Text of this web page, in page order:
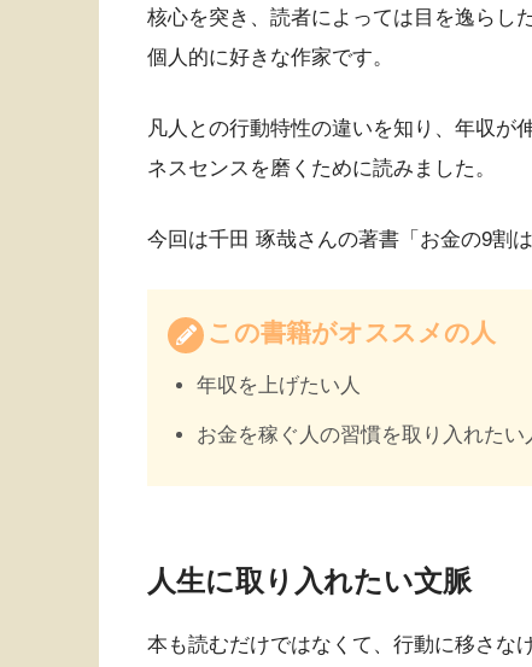
核心を突き、読者によっては目を逸らし
個人的に好きな作家です。
凡人との行動特性の違いを知り、年収が
ネスセンスを磨くために読みました。
今回は千田 琢哉さんの著書「お金の9割
この書籍がオススメの人
年収を上げたい人
お金を稼ぐ人の習慣を取り入れたい
人生に取り入れたい文脈
本も読むだけではなくて、行動に移さな